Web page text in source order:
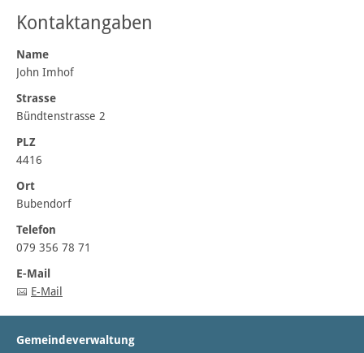
Kontaktangaben
Name
John Imhof
Strasse
Bündtenstrasse 2
PLZ
4416
Ort
Bubendorf
Telefon
079 356 78 71
E-Mail
E-Mail
Gemeindeverwaltung